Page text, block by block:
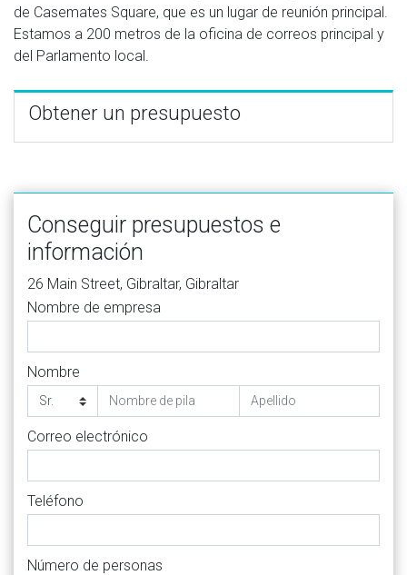
de Casemates Square, que es un lugar de reunión principal.
Estamos a 200 metros de la oficina de correos principal y
del Parlamento local.
Obtener un presupuesto
Conseguir presupuestos e
información
26 Main Street, Gibraltar, Gibraltar
Nombre de empresa
Nombre
Correo electrónico
Teléfono
Número de personas